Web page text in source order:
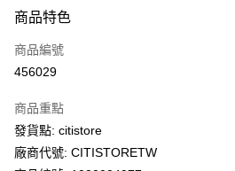
信用卡
AlipayHK
WeChat Pay
商品特色
商品編號
456029
商品重點
發貨點: citistore
廠商代號: CITISTORETW